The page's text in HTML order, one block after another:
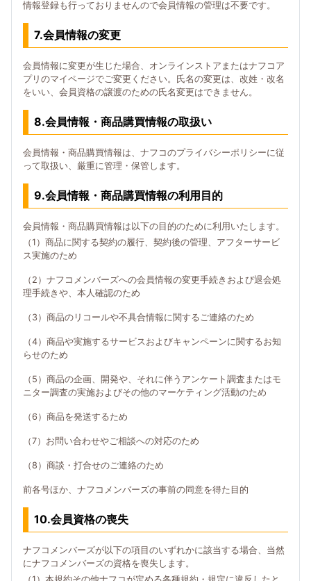
情報登録も行っておりませんので会員情報の管理は不要です。
7.会員情報の変更
会員情報に変更が生じた場合、オンラインストアまたはナフコア
プリのマイページでご変更ください。氏名の変更は、改姓・改名
をいい、会員資格の譲渡のための氏名変更はできません。
8.会員情報・商品購買情報の取扱い
会員情報・商品購買情報は、ナフコのプライバシーポリシーに従
って取扱い、厳重に管理・保管します。
9.会員情報・商品購買情報の利用目的
会員情報・商品購買情報は以下の目的のために利用いたします。
（1）商品に関する契約の履行、契約後の管理、アフターサービ
ス実施のため
（2）ナフコメンバーズへの会員情報の変更手続きおよび退会処
理手続きや、本人確認のため
（3）商品のリコールや不具合情報に関するご連絡のため
（4）商品や実施するサービスおよびキャンペーンに関するお知
らせのため
（5）商品の企画、開発や、それに伴うアンケート調査またはモ
ニター調査の実施およびその他のマーケティング活動のため
（6）商品を発送するため
（7）お問い合わせやご相談への対応のため
（8）商談・打合せのご連絡のため
前各号ほか、ナフコメンバーズの事前の同意を得た目的
10.会員資格の喪失
ナフコメンバーズが以下の項目のいずれかに該当する場合、当然
にナフコメンバーズの資格を喪失します。